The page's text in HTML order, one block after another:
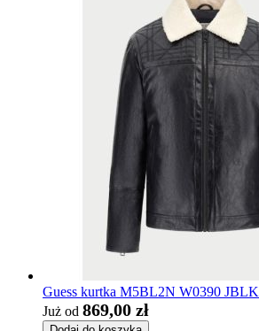
Guess kurtka M5BL2N W0390 JBLK
Już od 869,00 zł